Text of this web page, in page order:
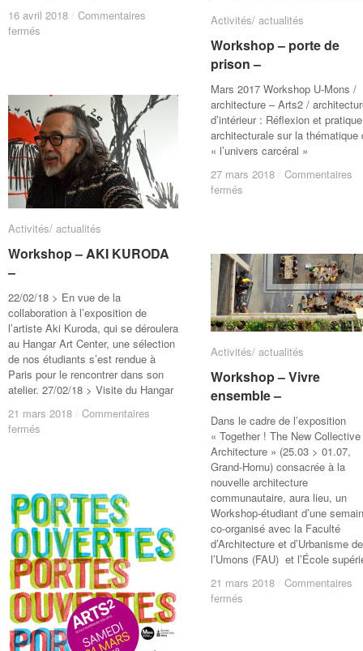
16 avril 2018 / Commentaires
fermés
Résultat
du
workshop
« Vivre
ensemble »
16 avril 2018 / Commentaires
fermés
Résultat
du
workshop
« Vivre
ensemble »
Activités/ actualités
Workshop – porte de
prison –
Mars 2017 Workshop U-Mons /
architecture – Arts2 /
d’intérieur : Réflexion et pratique
architecturale sur la thématique
« l’univers carcéral »
27 mars 2018 / Commentaires
fermés
de
prison
–
Activités/ actualités
Workshop – porte de
prison –
27 mars 2018 / Commentaires
fermés
de
prison
–
Activités/ actualités
Workshop – AKI KURODA
–
22/02/18 > En vue de la
collaboration à l’exposition de
l’artiste Aki Kuroda, qui se déroulera
au Hangar Art Center, une sélection
de nos étudiants s’est rendue à
Paris pour le rencontrer dans son
atelier. 27/02/18 > Visite du Hangar
21 mars 2018 / Commentaires
fermés
KURODA
–
Activités/ actualités
Workshop – AKI KURODA
–
21 mars 2018 / Commentaires
fermés
KURODA
–
Activités/ actualités
Workshop – Vivre
ensemble –
Dans le cadre de l’exposition
« Together ! The New Collective
Architecture » (25.03 > 01.07,
Grand-Hornu) consacrée à la
nouvelle architecture
communautaire, aura lieu, un
Workshop-étudiant d’une
co-organisé avec la Faculté
d’Architecture et d’Urbanisme de
l’Umons (FAU) et l’École
21 mars 2018 / Commentaires
fermés
Activités/ actualités
Workshop – Vivre
ensemble –
21 mars 2018 / Commentaires
fermés